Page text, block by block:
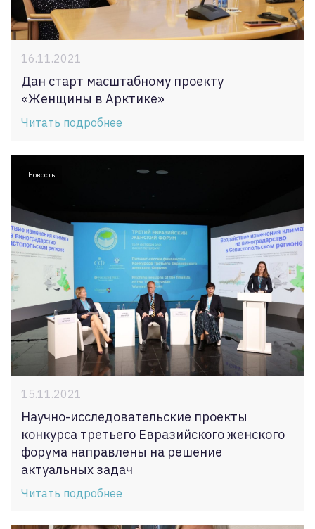
16.11.2021
Дан старт масштабному проекту
«Женщины в Арктике»
Читать подробнее
Новость
15.11.2021
Научно-исследовательские проекты
конкурса третьего Евразийского женского
форума направлены на решение
актуальных задач
Читать подробнее